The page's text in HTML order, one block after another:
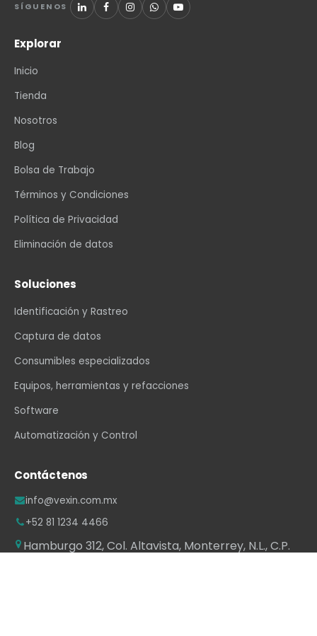
SÍGUENOS
Explorar
Inicio
Tienda
Nosotros
Blog
Bolsa de Trabajo
Términos y Condiciones
Política de Privacidad
Eliminación de datos
Soluciones
Identificación y Rastreo
Captura de datos
Consumibles especializados
Equipos, herramientas y refacciones
Software
Automatización y Control
Contáctenos
info@vexin.com.mx
+52 81 1234 4466
Hamburgo 312, Col. Altavista, Monterrey, N.L., C.P.